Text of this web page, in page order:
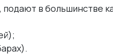
подают в большинстве